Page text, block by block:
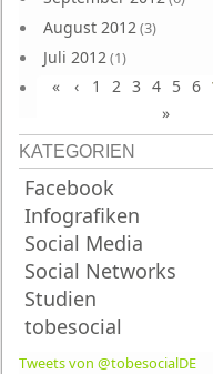
August 2012(3)
Juli 2012(1)
Juni 2012(4)
« ‹ 1 2 3 4 5 6
»
KATEGORIEN
Facebook
Infografiken
Social Media
Social Networks
Studien
tobesocial
Tweets von @tobesocialDE